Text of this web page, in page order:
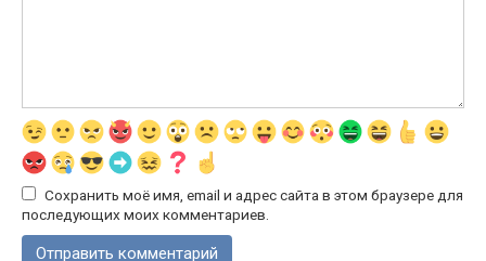
Сохранить моё имя, email и адрес сайта в этом браузере для
последующих моих комментариев.